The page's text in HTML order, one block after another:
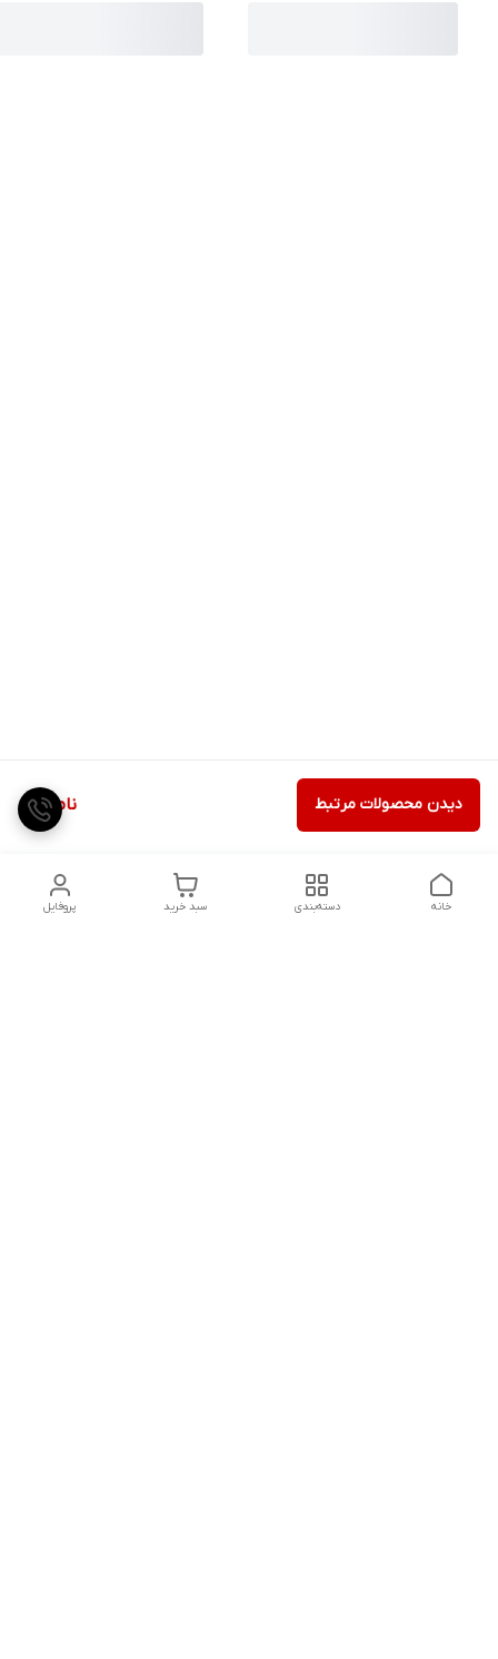
ناموجود دیدن محصولات مرتبط
پروفایل سبد خرید دسته‌بندی خانه